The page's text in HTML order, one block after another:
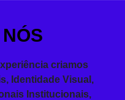
criamos
Identidade Visual ,
Institucionais,